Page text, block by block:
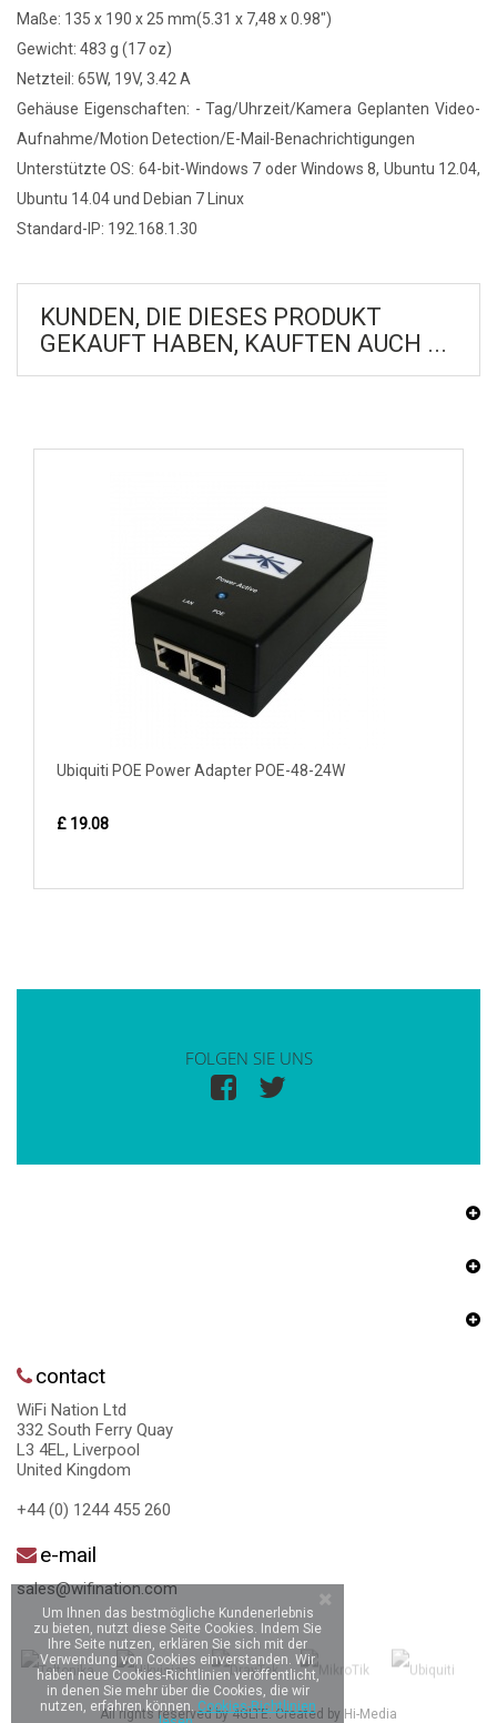
Maße: 135 x 190 x 25 mm(5.31 x 7,48 x 0.98")
Gewicht: 483 g (17 oz)
Netzteil: 65W, 19V, 3.42 A
Gehäuse Eigenschaften: - Tag/Uhrzeit/Kamera Geplanten Video-
Aufnahme/Motion Detection/E-Mail-Benachrichtigungen
Unterstützte OS: 64-bit-Windows 7 oder Windows 8, Ubuntu 12.04,
Ubuntu 14.04 und Debian 7 Linux
Standard-IP: 192.168.1.30
KUNDEN, DIE DIESES PRODUKT
GEKAUFT HABEN, KAUFTEN AUCH ...
Ubiquiti POE Power Adapter POE-48-24W
£ 19.08
FOLGEN SIE UNS
contact
WiFi Nation Ltd
332 South Ferry Quay
L3 4EL, Liverpool
United Kingdom
+44 (0) 1244 455 260
e-mail
sales@wifination.com
All rights reserved by 4GLTE. Created by Hi-Media
Um Ihnen das bestmögliche Kundenerlebnis
zu bieten, nutzt diese Seite Cookies. Indem Sie
Ihre Seite nutzen, erklären Sie sich mit der
Verwendung von Cookies einverstanden. Wir
haben neue Cookies-Richtlinien veröffentlicht,
in denen Sie mehr über die Cookies, die wir
nutzen, erfahren können. Cookies-Richtlinien